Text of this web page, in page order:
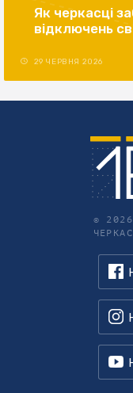
Як черкасці
відключень
29 ЧЕРВНЯ 2026
©
ЧЕРКАС